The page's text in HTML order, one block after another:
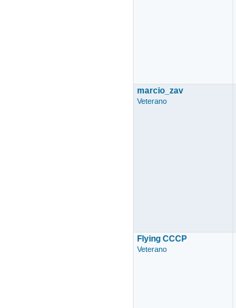
marcio_zav
Veterano
Flying CCCP
Veterano